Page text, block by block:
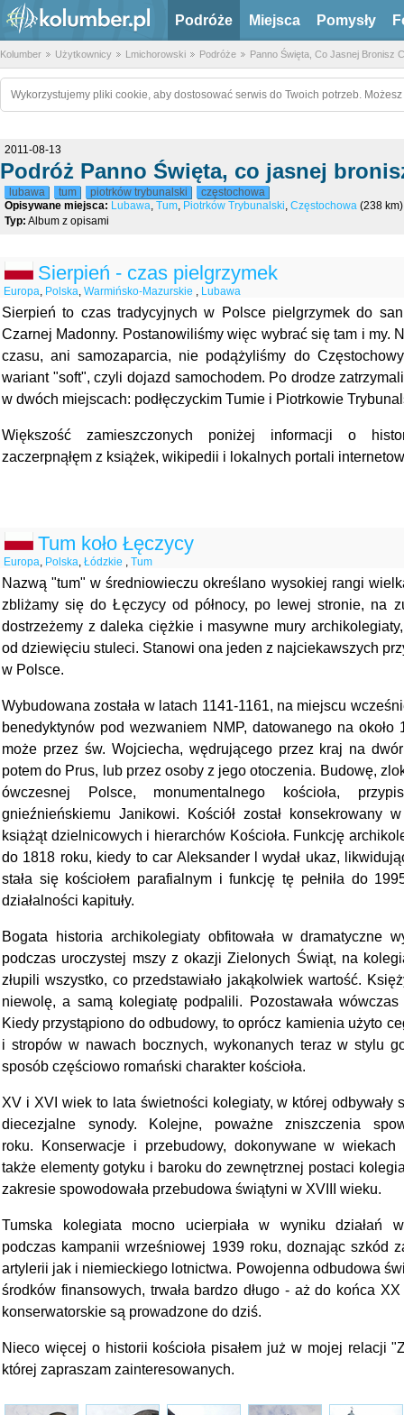
Podróże Miejsca Pomysły
Kolumber Użytkownicy Lmichorowski Podróże Panno Święta, Co Jasnej Bronisz
Wykorzystujemy pliki cookie, aby dostosować serwis do Twoich potrzeb.
2011-08-13
Podróż Panno Święta, co jasnej
lubawa tum piotrków trybunalski
częstochowa
Opisywane miejsca: Lubawa, Tum, Piotrków Trybunalski, Częstochowa (238 km)
Typ: Album z opisami
Sierpień - czas pielgrzymek
Europa, Polska, Warmińsko-Mazurskie , Lubawa
Sierpień to czas tradycyjnych w Polsce pielgrzymek do
Czarnej Madonny. Postanowiliśmy więc wybrać się tam i my.
czasu, ani samozaparcia, nie podążyliśmy do
wariant "soft", czyli dojazd samochodem. Po drodze
w dwóch miejscach: podłęczyckim Tumie i Piotrkowie
Większość zamieszczonych poniżej informacji o
zaczerpnąłęm z książek, wikipedii i lokalnych portali
Tum koło Łęczycy
Europa, Polska, Łódzkie , Tum
Nazwą "tum" w średniowieczu określano wysokiej rangi
zbliżamy się do Łęczycy od północy, po lewej stronie, na
dostrzeżemy z daleka ciężkie i masywne mury
od dziewięciu stuleci. Stanowi ona jeden z najciekawszych
w Polsce.
Wybudowana została w latach 1141-1161, na miejscu
benedyktynów pod wezwaniem NMP, datowanego na około
może przez św. Wojciecha, wędrującego przez kraj na
potem do Prus, lub przez osoby z jego otoczenia. Budowę,
ówczesnej Polsce, monumentalnego kościoła,
gnieźnieńskiemu Janikowi. Kościół został konsekrowany
książąt dzielnicowych i hierarchów Kościoła. Funkcję
do 1818 roku, kiedy to car Aleksander l wydał ukaz,
stała się kościołem parafialnym i funkcję tę pełniła do
działalności kapituły.
Bogata historia archikolegiaty obfitowała w dramatyczne
podczas uroczystej mszy z okazji Zielonych Świąt, na
złupili wszystko, co przedstawiało jakąkolwiek wartość.
niewolę, a samą kolegiatę podpalili. Pozostawała
Kiedy przystąpiono do odbudowy, to oprócz kamienia użyto
i stropów w nawach bocznych, wykonanych teraz w stylu
sposób częściowo romański charakter kościoła.
XV i XVI wiek to lata świetności kolegiaty, w której odbywały
diecezjalne synody. Kolejne, poważne zniszczenia
roku. Konserwacje i przebudowy, dokonywane w wiekach
także elementy gotyku i baroku do zewnętrznej postaci
zakresie spowodowała przebudowa świątyni w XVIII wieku.
Tumska kolegiata mocno ucierpiała w wyniku działań
podczas kampanii wrześniowej 1939 roku, doznając szkód
artylerii jak i niemieckiego lotnictwa. Powojenna odbudowa
środków finansowych, trwała bardzo długo - aż do końca
konserwatorskie są prowadzone do dziś.
Nieco więcej o historii kościoła pisałem już w mojej relacji
której zapraszam zainteresowanych.